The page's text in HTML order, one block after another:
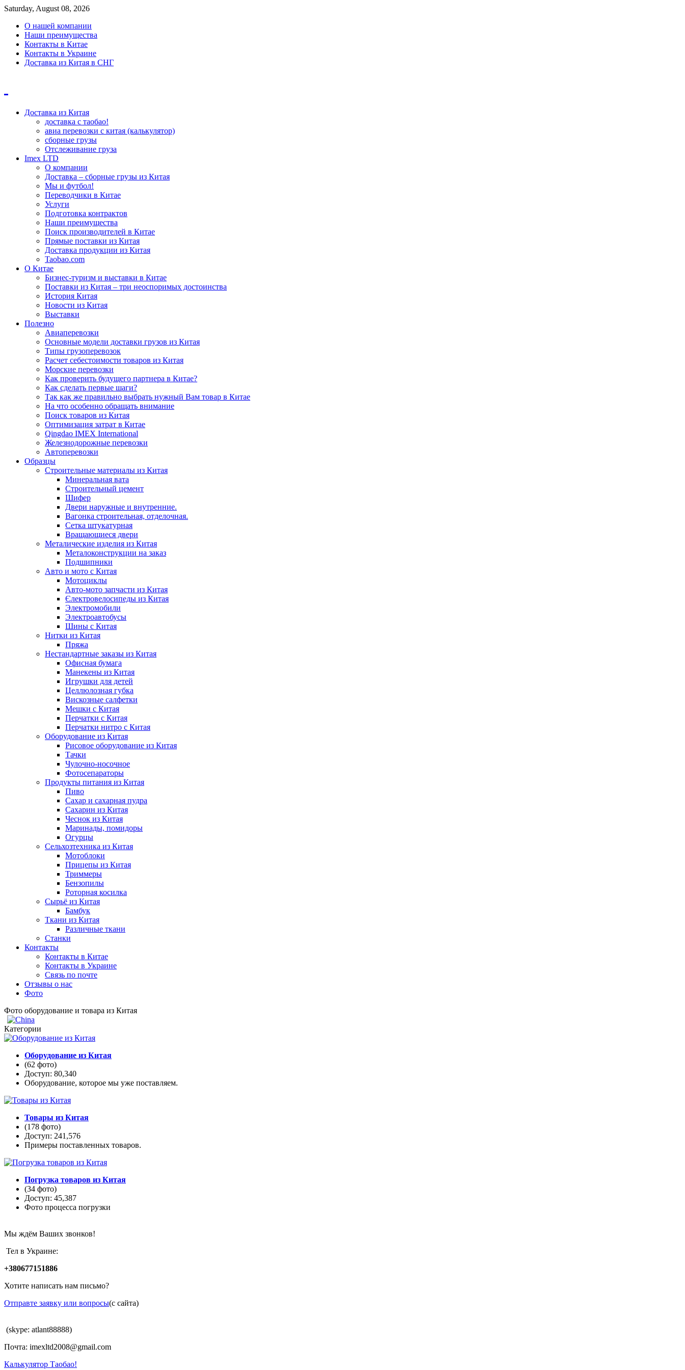
Saturday, August 08, 2026
О нашей компании
Наши преимущества
Контакты в Китае
Контакты в Украине
Доставка из Китая в СНГ
Доставка из Китая
доставка с таобао!
авиа перевозки с китая (калькулятор)
сборные грузы
Отслеживание груза
Imex LTD
О компании
Доставка – сборные грузы из Китая
Мы и футбол!
Переводчики в Китае
Услуги
Подготовка контрактов
Наши преимущества
Поиск производителей в Китае
Прямые поставки из Китая
Доставка продукции из Китая
Taobao.com
О Китае
Бизнес-туризм и выставки в Китае
Поставки из Китая – три неоспоримых достоинства
История Китая
Новости из Китая
Выставки
Полезно
Авиаперевозки
Основные модели доставки грузов из Китая
Типы грузоперевозок
Расчет себестоимости товаров из Китая
Морские перевозки
Как проверить будущего партнера в Китае?
Как сделать первые шаги?
Так как же правильно выбрать нужный Вам товар в Китае
На что особенно обращать внимание
Поиск товаров из Китая
Оптимизация затрат в Китае
Qingdao IMEX International
Железнодорожные перевозки
Автоперевозки
Образцы
Строительные материалы из Китая
Минеральная вата
Строительный цемент
Шифер
Двери наружные и внутренние.
Вагонка строительная, отделочная.
Сетка штукатурная
Вращающиеся двери
Металические изделия из Китая
Металоконструкции на заказ
Подшипники
Авто и мото с Китая
Мотоциклы
Авто-мото запчасти из Китая
Єлектровелосипеды из Китая
Электромобили
Электроавтобусы
Шины с Китая
Нитки из Китая
Пряжа
Нестандартные заказы из Китая
Офисная бумага
Манекены из Китая
Игрушки для детей
Целлюлозная губка
Вискозные салфетки
Мешки с Китая
Перчатки с Китая
Перчатки нитро с Китая
Оборудование из Китая
Рисовое оборудование из Китая
Тачки
Чулочно-носочное
Фотосепараторы
Продукты питания из Китая
Пиво
Сахар и сахарная пудра
Сахарин из Китая
Чеснок из Китая
Маринады, помидоры
Огурцы
Сельхозтехника из Китая
Мотоблоки
Прицепы из Китая
Триммеры
Бензопилы
Роторная косилка
Сырьё из Китая
Бамбук
Ткани из Китая
Различные ткани
Станки
Контакты
Контакты в Китае
Контакты в Украине
Связь по почте
Отзывы о нас
Фото
Фото оборудование и товара из Китая
Категории
Оборудование из Китая
(62 фото)
Доступ: 80,340
Оборудование, которое мы уже поставляем.
Товары из Китая
(178 фото)
Доступ: 241,576
Примеры поставленных товаров.
Погрузка товаров из Китая
(34 фото)
Доступ: 45,387
Фото процесса погрузки
Мы ждём Ваших звонков!
Тел в Украине:
+380677151886
Хотите написать нам письмо?
Отправте заявку или вопросы(с сайта)
(skype: atlant88888)
Почта: imexltd2008@gmail.com
Калькулятор Таобао!